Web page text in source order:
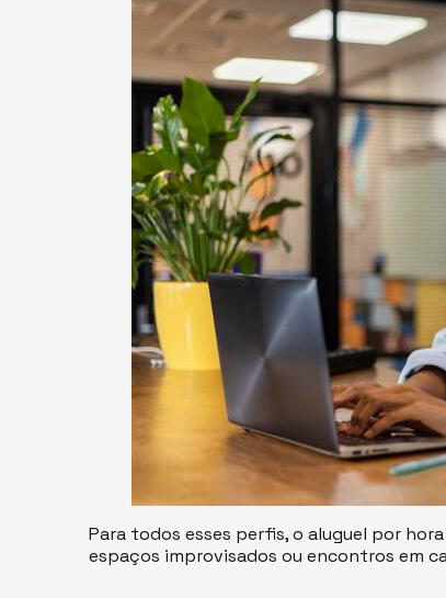
Para todos esses perfis, o aluguel por
espaços improvisados ou encontros em